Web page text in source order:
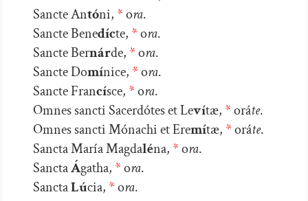
Sancte Antóni, *ora.
Sancte Benedícte, *ora.
Sancte Bernárde, *ora.
Sancte Domínice, *ora.
Sancte Francísce, *ora.
Omnes sancti Sacerdótes et Levítæ, *oráte.
Omnes sancti Mónachi et Eremítæ, *oráte.
Sancta María Magdaléna, *ora.
SanctaÁgatha, *ora.
SanctaLúcia, *ora.